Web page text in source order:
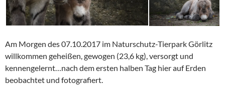
Am Morgen des 07.10.2017 im Naturschutz-Tierpark Görlitz
willkommen geheißen, gewogen (23,6 kg), versorgt und
kennengelernt…nach dem ersten halben Tag hier auf Erden
beobachtet und fotografiert.